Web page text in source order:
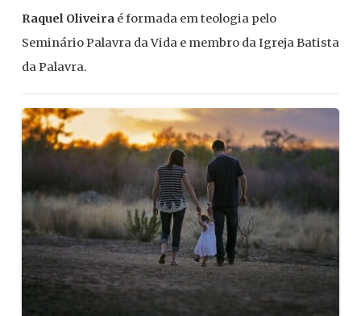
Raquel Oliveira é formada em teologia pelo
Seminário Palavra da Vida e membro da Igreja Batista
da Palavra.